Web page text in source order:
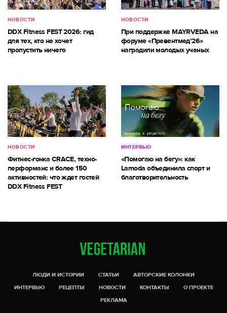
НОВОСТИ
DDX Fitness FEST 2026: гид
для тех, кто не хочет
пропустить ничего
НОВОСТИ
При поддержке MAYRVEDA на
форуме «Превентмед’26»
наградили молодых ученых
НОВОСТИ
Фитнес-гонка CRACE, техно-
перформанс и более 150
активностей: что ждет гостей
DDX Fitness FEST
ИНТЕРВЬЮ
«Помогаю на бегу»: как
Lamoda объединила спорт и
благотворительность
ЛЮДИ И ИСТОРИИ СТАТЬИ
АВТОРСКИЕ КОЛОНКИ
ИНТЕРВЬЮ
РЕЦЕПТЫ НОВОСТИ КОНТАКТЫ
О ПРОЕКТЕ
РЕКЛАМА